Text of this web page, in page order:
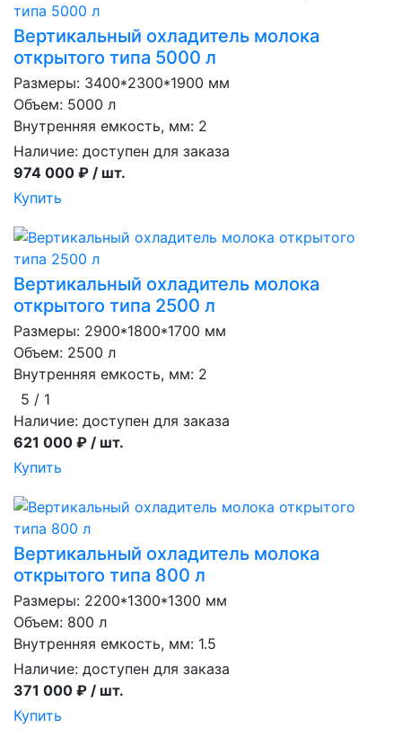
Вертикальный охладитель молока
открытого типа 5000 л
Размеры: 3400*2300*1900 мм
Объем: 5000 л
Внутренняя емкость, мм: 2
Наличие: доступен для заказа
974 000 ₽ / шт.
Купить
Вертикальный охладитель молока
открытого типа 2500 л
Размеры: 2900*1800*1700 мм
Объем: 2500 л
Внутренняя емкость, мм: 2
5 / 1
Наличие: доступен для заказа
621 000 ₽ / шт.
Купить
Вертикальный охладитель молока
открытого типа 800 л
Размеры: 2200*1300*1300 мм
Объем: 800 л
Внутренняя емкость, мм: 1.5
Наличие: доступен для заказа
371 000 ₽ / шт.
Купить